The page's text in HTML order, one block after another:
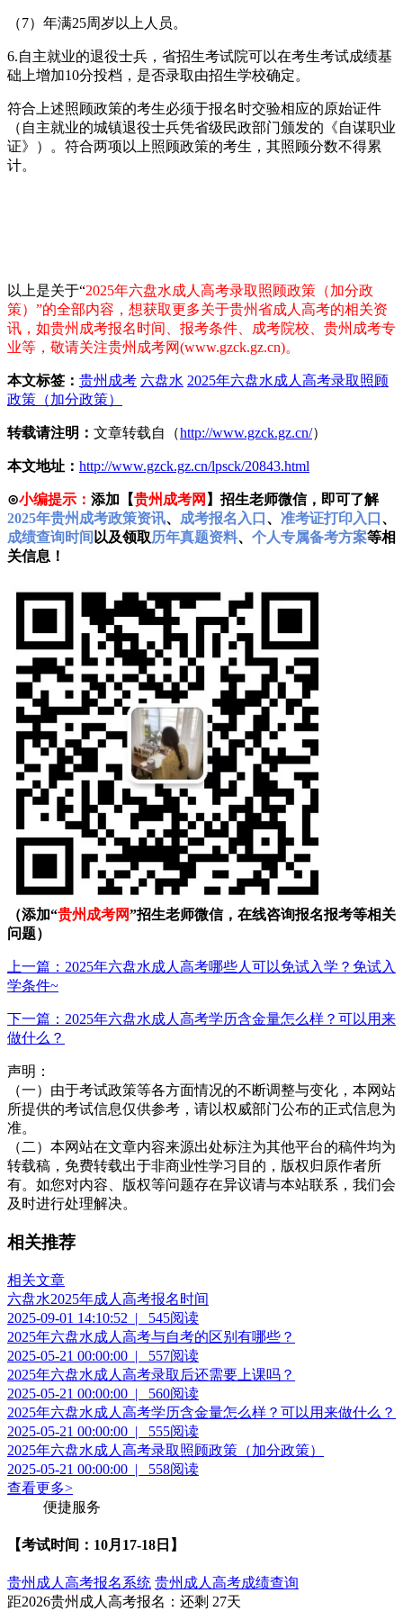
（7）年满25周岁以上人员。
6.自主就业的退役士兵，省招生考试院可以在考生考试成绩基
础上增加10分投档，是否录取由招生学校确定。
符合上述照顾政策的考生必须于报名时交验相应的原始证件
（自主就业的城镇退役士兵凭省级民政部门颁发的《自谋职业
证》）。符合两项以上照顾政策的考生，其照顾分数不得累
计。
以上是关于“2025年六盘水成人高考录取照顾政策（加分政
策） ”的全部内容，想获取更多关于贵州省成人高考的相关资
讯，如贵州成考报名时间、报考条件、成考院校、贵州成考专
业等，敬请关注贵州成考网(www.gzck.gz.cn)。
本文标签： 贵州成考 六盘水 2025年六盘水成人高考录取照顾
政策（加分政策）
转载请注明： 文章转载自（http://www.gzck.gz.cn/）
本文地址： http://www.gzck.gz.cn/lpsck/20843.html
⊙小编提示： 添加【贵州成考网 】招生老师微信，即可了解
2025年贵州成考政策资讯、 成考报名入口 、 准考证打印入口 、
成绩查询时间 以及领取历年真题资料、 个人专属备考方案等相
关信息！
（添加“贵州成考网”招生老师微信，在线咨询报名报考等相关
问题）
上一篇：2025年六盘水成人高考哪些人可以免试入学？免试入
学条件~
下一篇：2025年六盘水成人高考学历含金量怎么样？可以用来
做什么？
声明：
（一）由于考试政策等各方面情况的不断调整与变化，本网站
所提供的考试信息仅供参考，请以权威部门公布的正式信息为
准。
（二）本网站在文章内容来源出处标注为其他平台的稿件均为
转载稿，免费转载出于非商业性学习目的，版权归原作者所
有。如您对内容、版权等问题存在异议请与本站联系，我们会
及时进行处理解决。
相关推荐
相关文章
六盘水2025年成人高考报名时间
2025-09-01 14:10:52 | 545阅读
2025年六盘水成人高考与自考的区别有哪些？
2025-05-21 00:00:00 | 557阅读
2025年六盘水成人高考录取后还需要上课吗？
2025-05-21 00:00:00 | 560阅读
2025年六盘水成人高考学历含金量怎么样？可以用来做什么？
2025-05-21 00:00:00 | 555阅读
2025年六盘水成人高考录取照顾政策（加分政策）
2025-05-21 00:00:00 | 558阅读
查看更多>
便捷服务
【考试时间：10月17-18日】
贵州成人高考报名系统 贵州成人高考成绩查询
距2026贵州成人高考报名 ：还剩 27天